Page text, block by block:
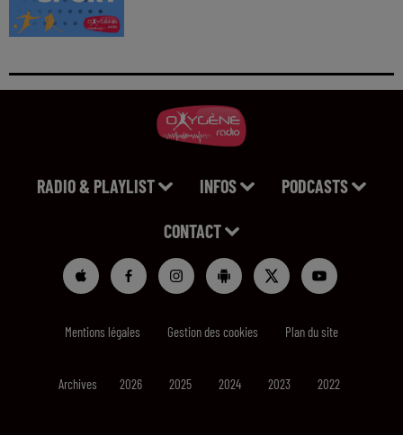
RADIO & PLAYLIST INFOS PODCASTS
CONTACT
Mentions légales Gestion des cookies Plan du site
Archives 2026 2025 2024 2023 2022